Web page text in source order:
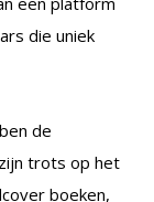
die uniek
de
trots op het
boeken,